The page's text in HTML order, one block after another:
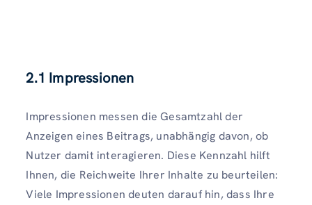
2.1 Impressionen
Impressionen messen die Gesamtzahl der
Anzeigen eines Beitrags, unabhängig davon, ob
Nutzer damit interagieren. Diese Kennzahl hilft
Ihnen, die Reichweite Ihrer Inhalte zu beurteilen:
Viele Impressionen deuten darauf hin, dass Ihre